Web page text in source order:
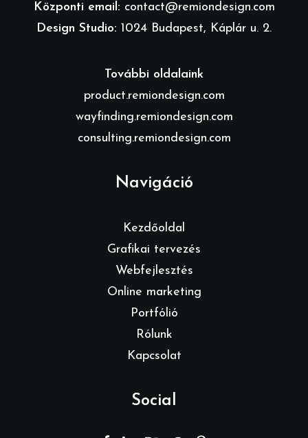
Központi email: contact@remiondesign.com
Design Studio: 1024 Budapest, Káplár u. 2.
További oldalaink
product.remiondesign.com
wayfinding.remiondesign.com
consulting.remiondesign.com
Navigáció
Kezdőoldal
Grafikai tervezés
Webfejlesztés
Online marketing
Portfólió
Rólunk
Kapcsolat
Social